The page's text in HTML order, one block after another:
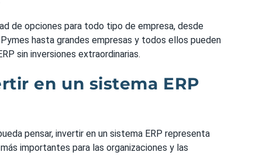
de opciones para todo tipo de empresa, desde
hasta grandes empresas y todos ellos pueden
sin inversiones extraordinarias.
en un sistema ERP
pensar, invertir en un sistema ERP representa
importantes para las organizaciones y las